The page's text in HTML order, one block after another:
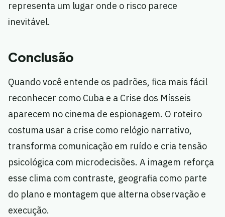
representa um lugar onde o risco parece
inevitável.
Conclusão
Quando você entende os padrões, fica mais fácil
reconhecer como Cuba e a Crise dos Mísseis
aparecem no cinema de espionagem. O roteiro
costuma usar a crise como relógio narrativo,
transforma comunicação em ruído e cria tensão
psicológica com microdecisões. A imagem reforça
esse clima com contraste, geografia como parte
do plano e montagem que alterna observação e
execução.